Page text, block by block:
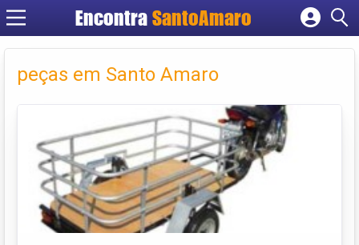
Encontra SantoAmaro
Cadastrar empresa
Criar conta
peças em Santo Amaro